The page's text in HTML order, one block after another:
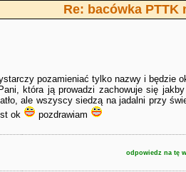
Re: bacówka PTTK
pozamieniać tylko nazwy i będzie
która ją prowadzi zachowuje się
ale wszyscy siedzą na jadalni przy
ok
pozdrawiam
odpowiedz na tę